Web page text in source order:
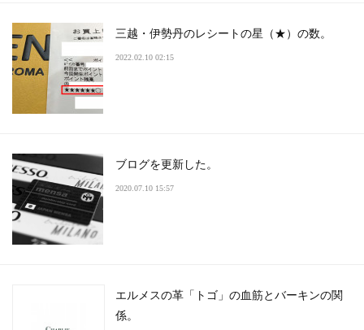
三越・伊勢丹のレシートの星（★）の数。
2022.02.10 02:15
ブログを更新した。
2020.07.10 15:57
エルメスの革「トゴ」の血筋とバーキンの関
係。